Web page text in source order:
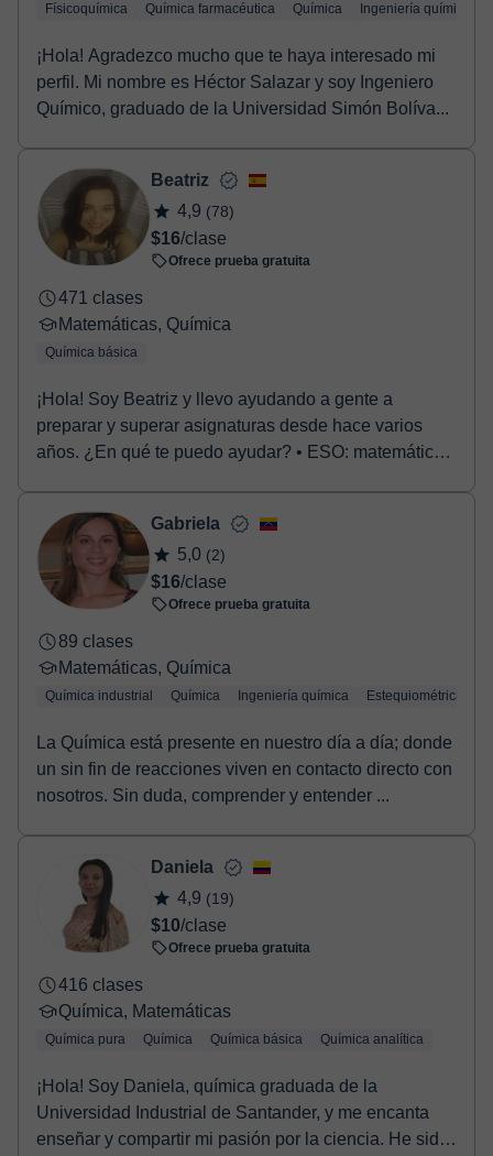
Físicoquímica Química farmacéutica Química Ingeniería química
¡Hola! Agradezco mucho que te haya interesado mi
perfil. Mi nombre es Héctor Salazar y soy Ingeniero
Químico, graduado de la Universidad Simón Bolíva...
Beatriz
4,9 (78)
$16/clase
Ofrece prueba gratuita
471 clases
Matemáticas, Química
Química básica
¡Hola! Soy Beatriz y llevo ayudando a gente a
preparar y superar asignaturas desde hace varios
años. ¿En qué te puedo ayudar? • ESO: matemáticas,
Gabriela
5,0 (2)
$16/clase
Ofrece prueba gratuita
89 clases
Matemáticas, Química
Química industrial Química Ingeniería química Estequiométrica
La Química está presente en nuestro día a día; donde
un sin fin de reacciones viven en contacto directo con
nosotros. Sin duda, comprender y entender ...
Daniela
4,9 (19)
$10/clase
Ofrece prueba gratuita
416 clases
Química, Matemáticas
Química pura Química Química básica Química analítica
¡Hola! Soy Daniela, química graduada de la
Universidad Industrial de Santander, y me encanta
enseñar y compartir mi pasión por la ciencia. He sido